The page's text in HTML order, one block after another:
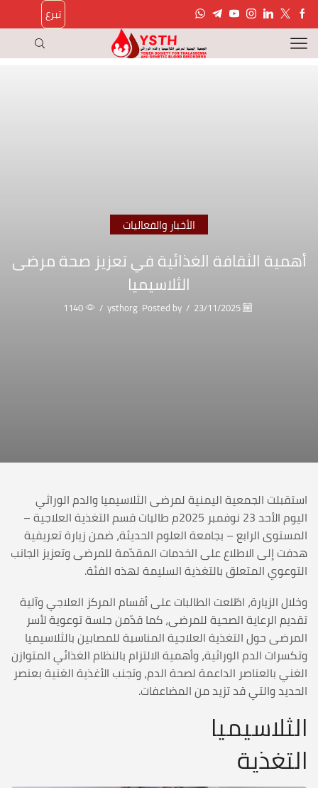
تبرع
الأخبار والفعاليات
أهمية الثقافة الغذائية في تعزيز صحة مرضى
الثلاسيميا
/
Posted by
ysthorg
/
1140
استقبلت الجمعية اليمنية لمرضى الثلاسيميا والدم الوراثي
اليوم الأحد 23 نوفمبر 2025م طالبات قسم التغذية العلاجية –
المستوى الرابع – بجامعة العلوم الحديثة، ضمن زيارة تعريفية
هدفت إلى الاطلاع على الخدمات المقدّمة للمرضى وتعزيز الجانب
التوعوي المتعلق بالتغذية السليمة لهذه الفئة.
وخلال الزيارة، اطّلعت الطالبات على أقسام المركز العلاجي وآلية
تقديم الرعاية الصحية للمرضى، كما قدّمن جلسة توعوية لأسر
المرضى حول التغذية العلاجية المناسبة للمصابين بالثلاسيميا
وتكسرات الدم الوراثية، وأهمية الالتزام بالنظام الغذائي المتوازن
الغني بالعناصر الداعمة لصحة الدم، وتجنب الأغذية الغنية بعنصر
الحديد والتي قد تزيد من المضاعفات.
الثلاسيميا
التغذية